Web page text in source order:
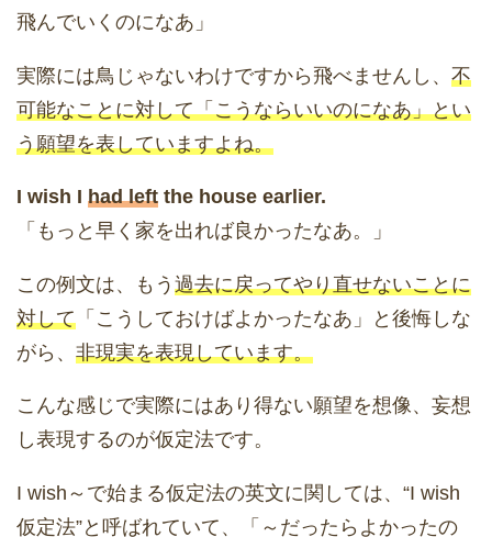
飛んでいくのになあ」
実際には鳥じゃないわけですから飛べませんし、 不
可能なことに対して「こうならいいのになあ」とい
う願望を表していますよね。
I wish I had left the house earlier.
「もっと早く家を出れば良かったなあ。」
この例文は、もう 過去に戻ってやり直せないことに
対して 「こうしておけばよかったなあ」と後悔しな
がら、 非現実を表現しています。
こんな感じで実際にはあり得ない願望を想像、妄想
し表現するのが仮定法です。
I wish～で始まる仮定法の英文に関しては、“I wish
仮定法”と呼ばれていて、「～だったらよかったの